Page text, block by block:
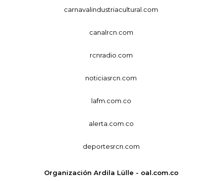
carnavalindustriacultural.com
canalrcn.com
rcnradio.com
noticiasrcn.com
lafm.com.co
alerta.com.co
deportesrcn.com
Organización Ardila Lülle - oal.com.co